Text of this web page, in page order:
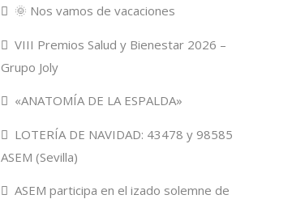
🌞 Nos vamos de vacaciones
VIII Premios Salud y Bienestar 2026 –
Grupo Joly
«ANATOMÍA DE LA ESPALDA»
LOTERÍA DE NAVIDAD: 43478 y 98585
ASEM (Sevilla)
ASEM participa en el izado solemne de